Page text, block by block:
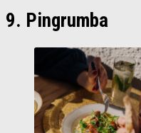
9. Pingrumba